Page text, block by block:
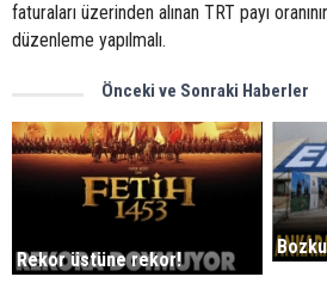
faturaları üzerinden alınan TRT payı
düzenleme yapılmalı.
Önceki ve Sonraki Haberler
Rekor üstüne rekor!